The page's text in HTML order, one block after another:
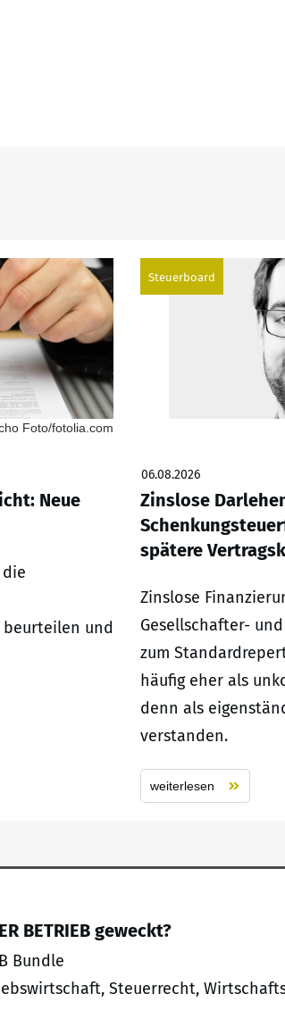
Foto/fotolia.com
Neue
die
und
Steuerboard
06.08.2026
Zinslose
spätere
Zinslose
Gesellschafter-
zum
häufig eher als
denn als
verstanden.
weiterlesen
BETRIEB geweckt?
Bundle
Steuerrecht,